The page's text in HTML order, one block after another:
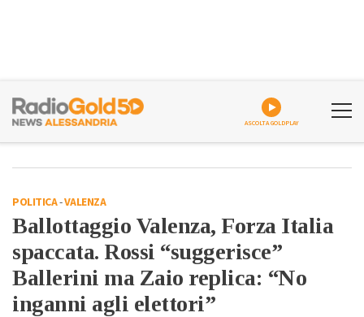
ASCOLTA GOLDPLAY
POLITICA-VALENZA
Ballottaggio Valenza, Forza Italia
spaccata. Rossi “suggerisce”
Ballerini ma Zaio replica: “No
inganni agli elettori”